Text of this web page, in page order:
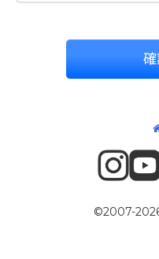
©2007-